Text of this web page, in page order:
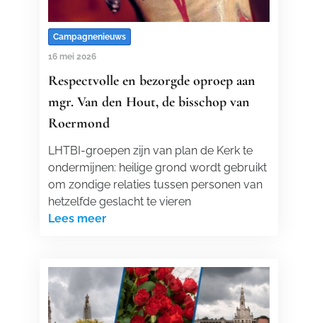
Campagnenieuws
16 mei 2026
Respectvolle en bezorgde oproep aan
mgr. Van den Hout, de bisschop van
Roermond
LHTBI-groepen zijn van plan de Kerk te
ondermijnen: heilige grond wordt gebruikt
om zondige relaties tussen personen van
hetzelfde geslacht te vieren
Lees meer